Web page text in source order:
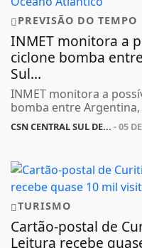
PREVISÃO DO TEMPO
INMET monitora a
ciclone bomba
Sul...
INMET monitora a
bomba entre
CSN CENTRAL SUL DE... - 05
TURISMO
Cartão-postal de
Leitura recebe